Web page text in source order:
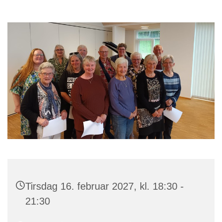
Tirsdag 16. februar 2027, kl. 18:30 -
21:30